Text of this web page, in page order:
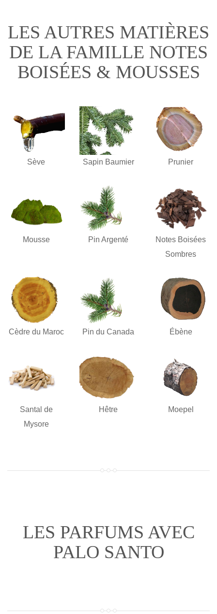
LES AUTRES MATIÈRES
DE LA FAMILLE NOTES
BOISÉES & MOUSSES
Sève Sapin Baumier Prunier
Mousse Pin Argenté
Notes Boisées
Sombres
Cèdre du Maroc Pin du Canada Ébène
Santal de
Mysore
Hêtre Moepel
LES PARFUMS AVEC
PALO SANTO